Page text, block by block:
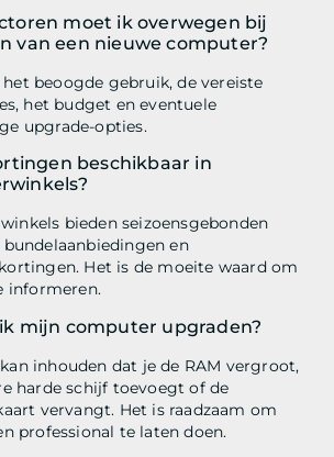
moet ik overwegen bij
van een nieuwe computer?
beoogde gebruik, de vereiste
het budget en eventuele
upgrade-opties.
beschikbaar in
bieden seizoensgebonden
en
Het is de moeite waard om
informeren.
mijn computer upgraden?
inhouden dat je de RAM vergroot,
harde schijf toevoegt of de
vervangt. Het is raadzaam om
professional te laten doen.